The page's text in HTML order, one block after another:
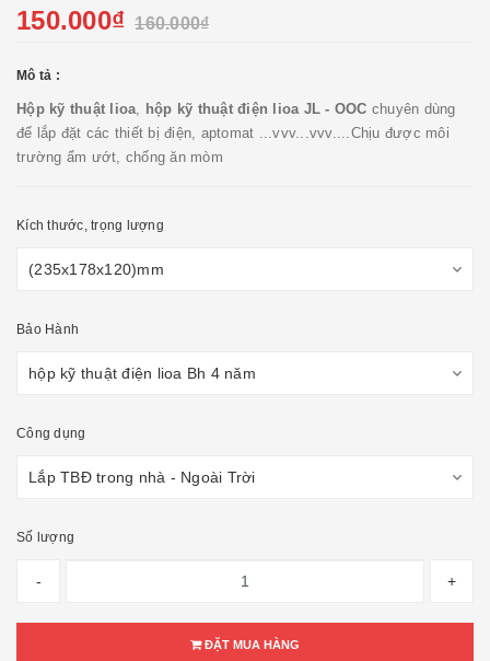
150.000₫ 160.000₫
Mô tả :
Hộp kỹ thuật lioa, hộp kỹ thuật điện lioa JL - OOC chuyên dùng
để lắp đặt các thiết bị điện, aptomat ...vvv...vvv....Chịu được môi
trường ẩm ướt, chống ăn mòm
Kích thước, trọng lượng
Bảo Hành
Công dụng
Số lượng
- +
ĐẶT MUA HÀNG